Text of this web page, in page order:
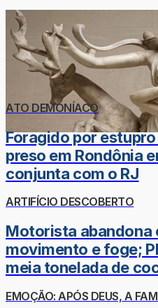
ATO DEMONÍACO
Foragido por
preso em Rondônia
conjunta com o RJ
ARTIFÍCIO DESCOBERTO
Motorista abandona
movimento e foge;
meia tonelada de
EMOÇÃO: APÓS DEUS, A